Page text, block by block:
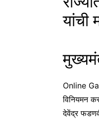
यांची
Online
विनियमन
देवेंद्र